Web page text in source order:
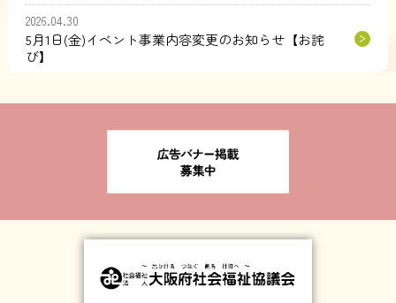
2026.04.30
5月1日(金)イベント事業内容変更のお知らせ【お詫
び】